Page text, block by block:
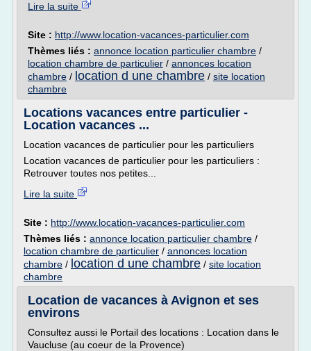
Lire la suite
Site : http://www.location-vacances-particulier.com
Thèmes liés : annonce location particulier chambre /
location chambre de particulier / annonces location
chambre / location d une chambre / site location
chambre
Locations vacances entre particulier -
Location vacances ...
Location vacances de particulier pour les particuliers
Location vacances de particulier pour les particuliers :
Retrouver toutes nos petites...
Lire la suite
Site : http://www.location-vacances-particulier.com
Thèmes liés : annonce location particulier chambre /
location chambre de particulier / annonces location
chambre / location d une chambre / site location
chambre
Location de vacances à Avignon et ses
environs
Consultez aussi le Portail des locations : Location dans le
Vaucluse (au coeur de la Provence)